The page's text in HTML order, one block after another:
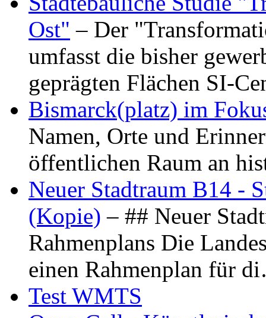
Ost" – Der
umfasst die bisher
geprägten Flächen SI-
Bismarck(platz) im
Namen, Orte und
öffentlichen Raum an
Neuer Stadtraum B14 -
(Kopie) – ## Neuer
Rahmenplans Die
einen Rahmenplan für
Test WMTS